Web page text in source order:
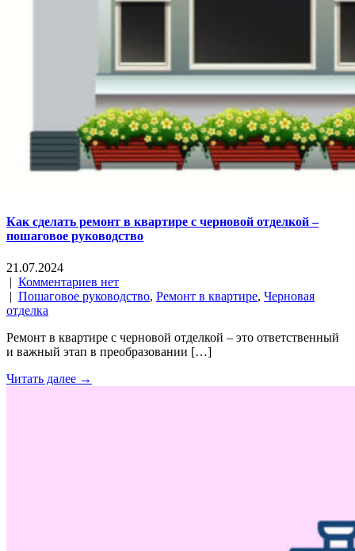
Как сделать ремонт в квартире с черновой отделкой –
пошаговое руководство
21.07.2024
| Комментариев нет
| Пошаговое руководство, Ремонт в квартире, Черновая
отделка
Ремонт в квартире с черновой отделкой – это ответственный
и важный этап в преобразовании […]
Читать далее →